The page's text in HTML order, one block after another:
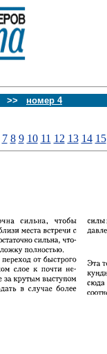
>> номер 4
7 8 9 10 11 12 13 14 15